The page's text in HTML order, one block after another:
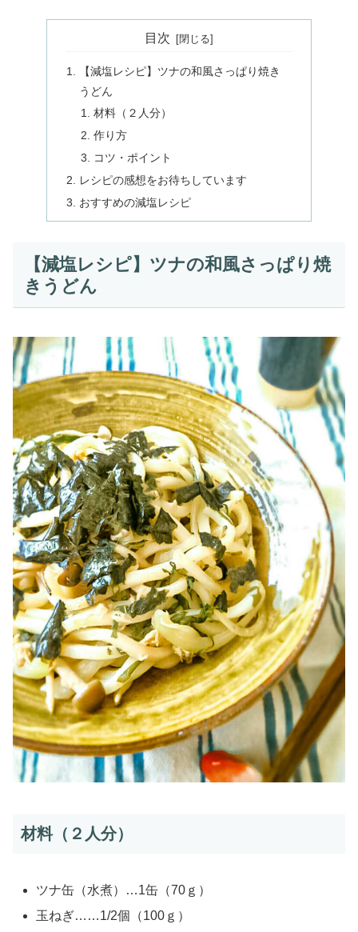
目次
【減塩レシピ】ツナの和風さっぱり焼き
うどん
材料（２人分）
作り方
コツ・ポイント
レシピの感想をお待ちしています
おすすめの減塩レシピ
【減塩レシピ】ツナの和風さっぱり焼
きうどん
材料（２人分）
ツナ缶（水煮）…1缶（70ｇ）
玉ねぎ……1/2個（100ｇ）